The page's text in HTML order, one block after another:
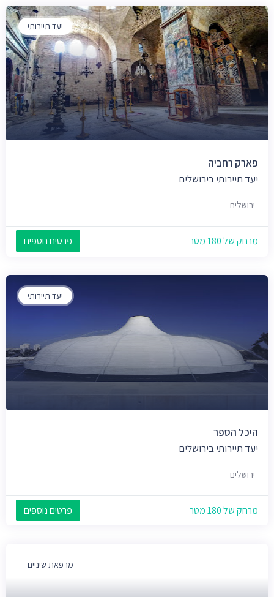
יעד תיירותי
פארק רחביה
יעד תיירותי בירושלים
ירושלים
מרחק של 180 מטר פרטים נוספים
יעד תיירותי
היכל הספר
יעד תיירותי בירושלים
ירושלים
מרחק של 180 מטר פרטים נוספים
מרפאת שיניים